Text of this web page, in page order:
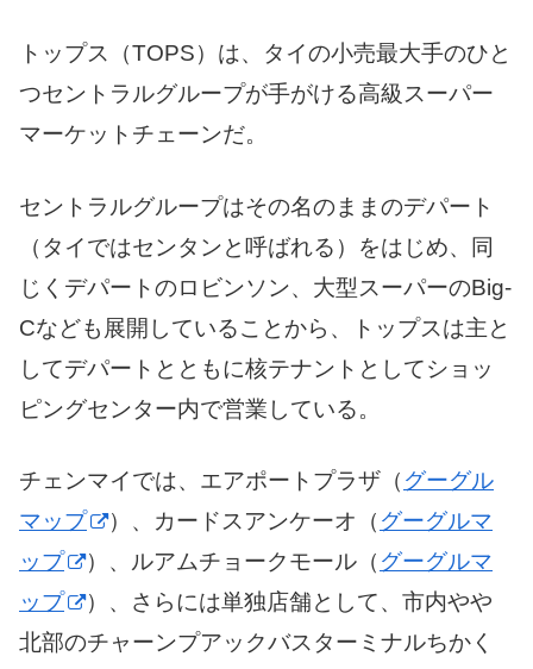
トップス（TOPS）は、タイの小売最大手のひと
つセントラルグループが手がける高級スーパー
マーケットチェーンだ。
セントラルグループはその名のままのデパート
（タイではセンタンと呼ばれる）をはじめ、同
じくデパートのロビンソン、大型スーパーのBig-
Cなども展開していることから、トップスは主と
してデパートとともに核テナントとしてショッ
ピングセンター内で営業している。
チェンマイでは、エアポートプラザ（ グーグル
マップ
）、カードスアンケーオ（ グーグルマ
ップ
）、ルアムチョークモール（ グーグルマ
ップ
）、さらには単独店舗として、市内やや
北部のチャーンプアックバスターミナルちかく